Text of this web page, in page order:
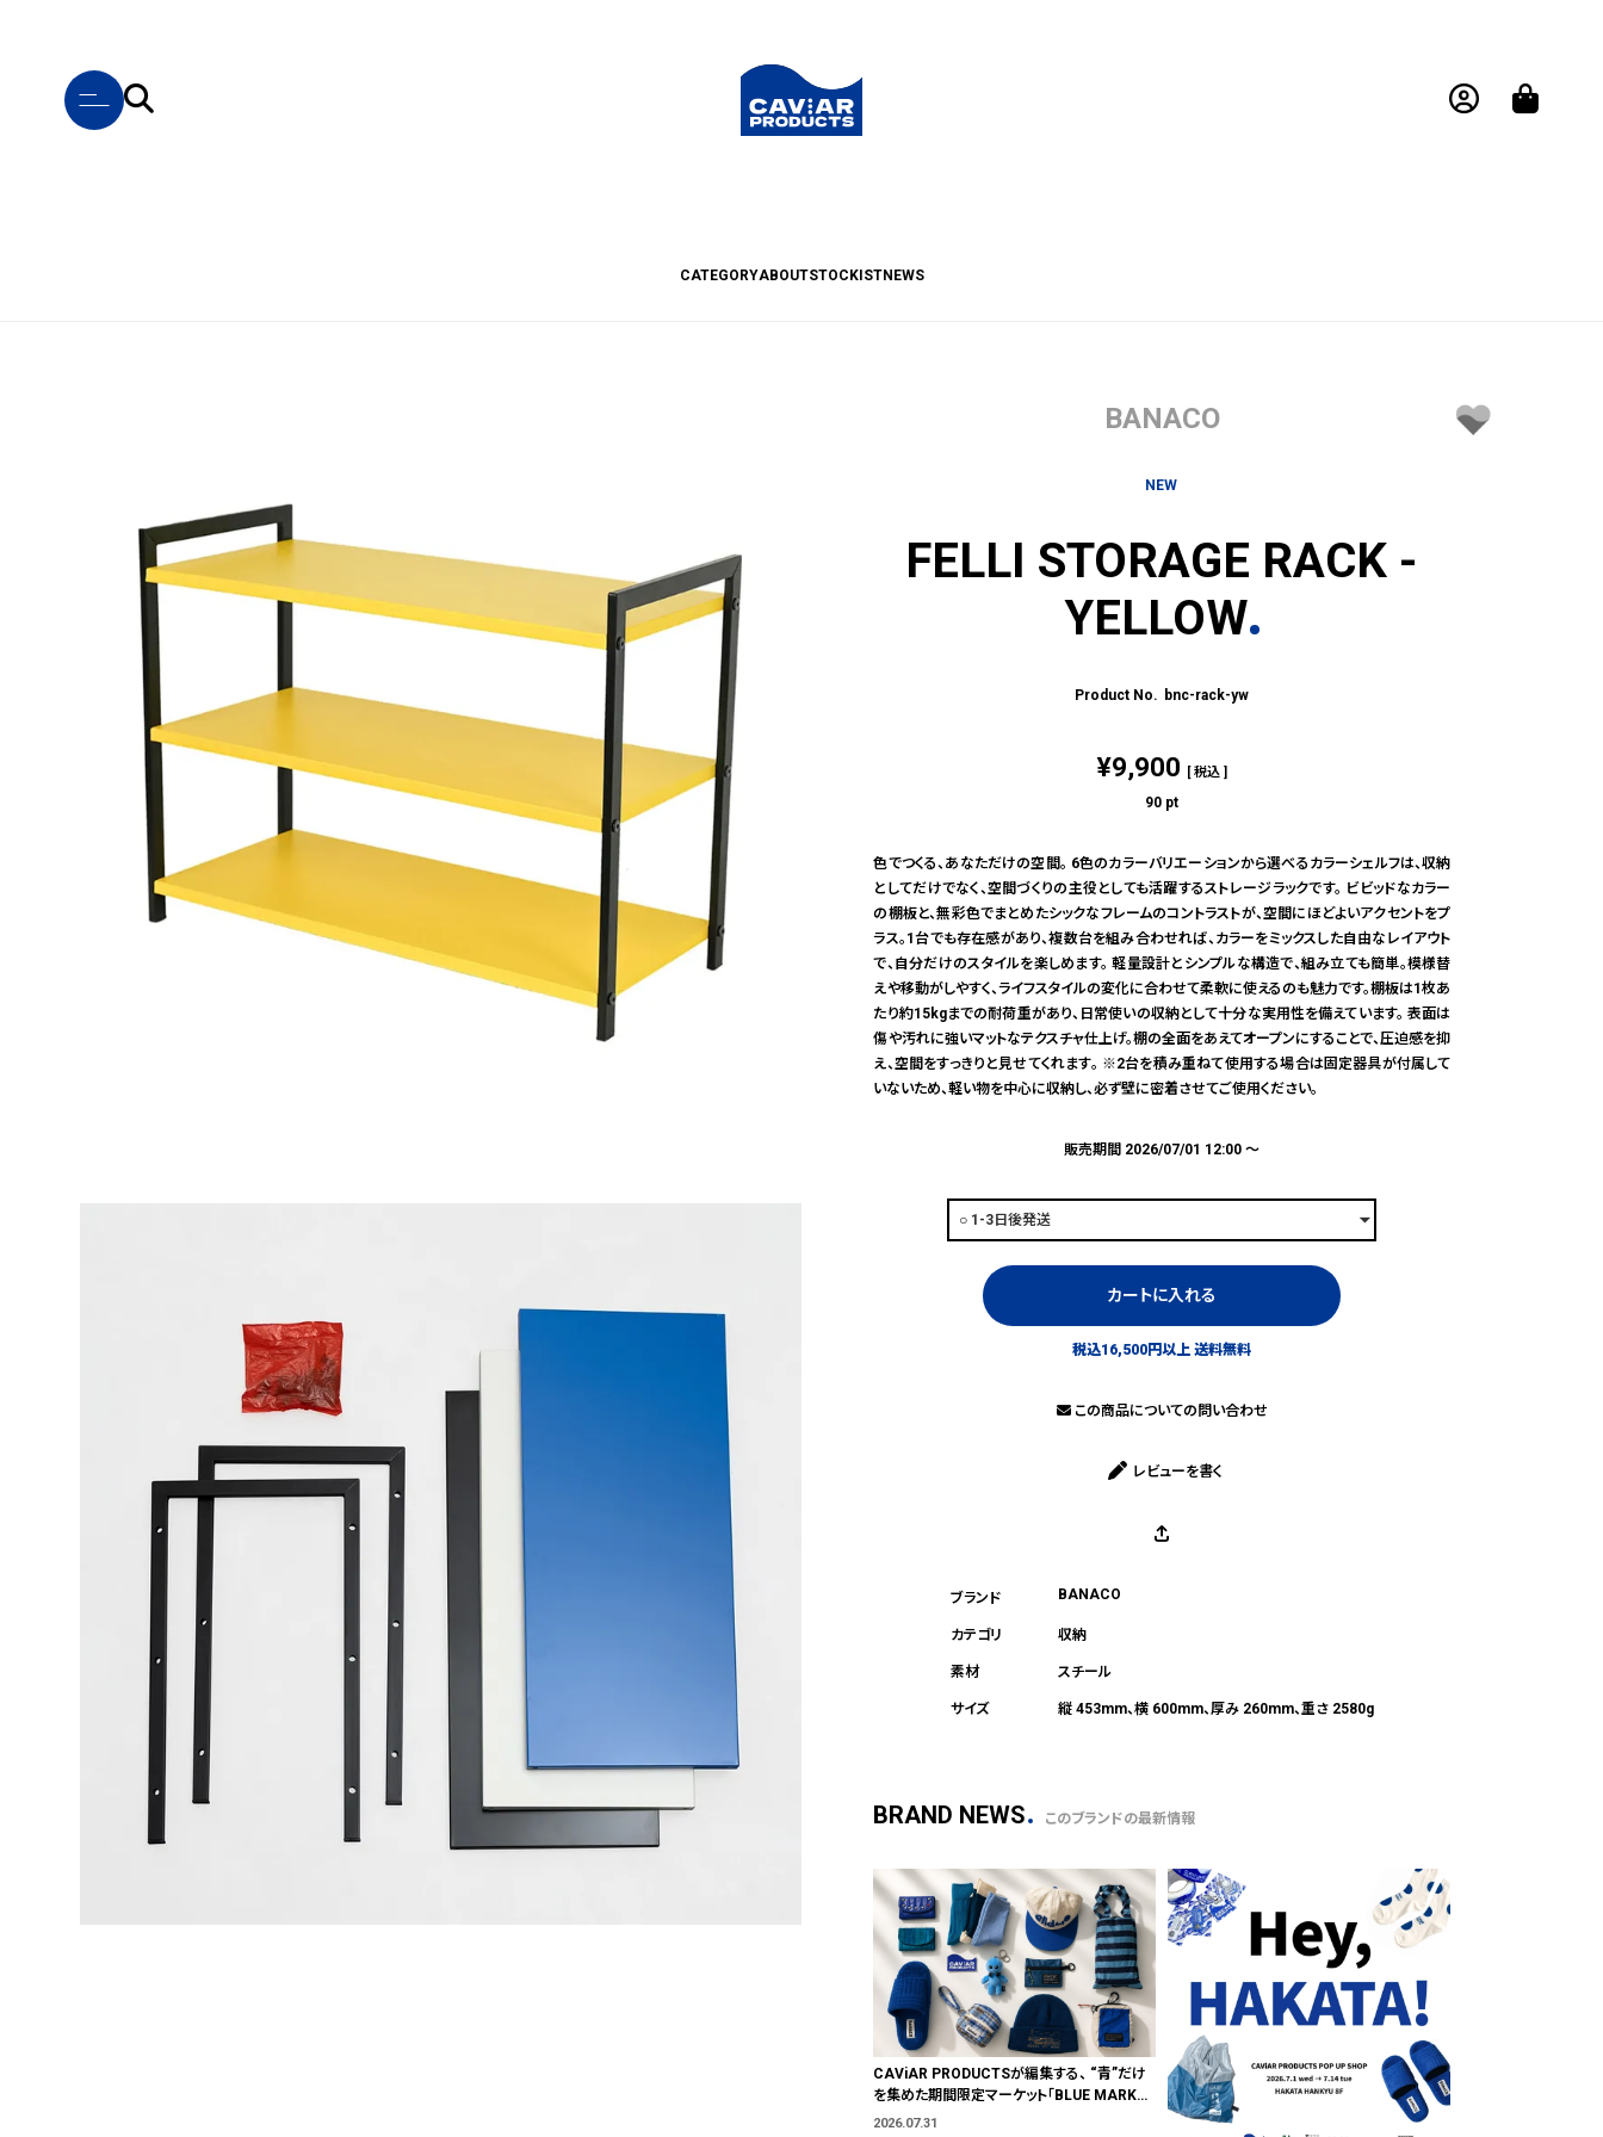
CATEGORYABOUTSTOCKISTNEWS
BANACO
NEW
FELLI STORAGE RACK -
YELLOW
bnc-rack-yw
¥9,900 税込
90 pt
色でつくる、あなただけの空間。 6色のカラーバリエーションから選べるカラーシェルフは、収納
としてだけでなく、空間づくりの主役としても活躍するストレージラックです。 ビビッドなカラー
の棚板と、無彩色でまとめたシックなフレームのコントラストが、空間にほどよいアクセントをプ
ラス。1台でも存在感があり、複数台を組み合わせれば、カラーをミックスした自由なレイアウト
で、自分だけのスタイルを楽しめます。 軽量設計とシンプルな構造で、組み立ても簡単。模様替
えや移動がしやすく、ライフスタイルの変化に合わせて柔軟に使えるのも魅力です。棚板は1枚あ
たり約15kgまでの耐荷重があり、日常使いの収納として十分な実用性を備えています。 表面は
傷や汚れに強いマットなテクスチャ仕上げ。棚の全面をあえてオープンにすることで、圧迫感を抑
え、空間をすっきりと見せてくれます。 ※2台を積み重ねて使用する場合は固定器具が付属して
いないため、軽い物を中心に収納し、必ず壁に密着させてご使用ください。
販売期間 2026/07/01 12:00〜
カートに入れる
税込16,500円以上 送料無料
この商品についての問い合わせ
レビューを書く
BANACO
収納
スチール
縦 453mm、横 600mm、厚み 260mm、重さ 2580g
BRAND NEWS このブランドの最新情報
CAViAR PRODUCTSが編集する、 “青”だけ
を集めた期間限定マーケット「BLUE MARKE
T」が横浜に。ブランドではなく、"色"から出会
2026.07.31